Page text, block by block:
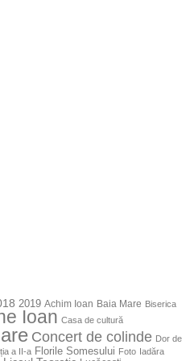
2019 Achim Ioan Baia Mare Biserica
Ioan Casa de cultură
Concert de colinde Dor de
a II-a Florile Somesului Foto Iadăra